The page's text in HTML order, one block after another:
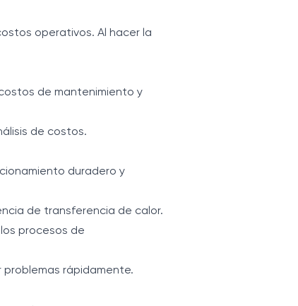
operativos. Al hacer la
de mantenimiento y
de costos.
duradero y
de transferencia de calor.
procesos de
rápidamente.